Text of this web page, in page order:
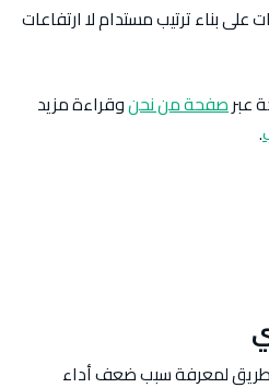
على بناء ترتيب مستدام لا ارتفاعات
عبرصفحة من نحنوقراءة مزيد
.
طريق لمعرفة سبب ضعف أداء